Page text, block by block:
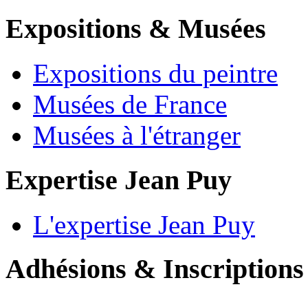
Expositions & Musées
Expositions du peintre
Musées de France
Musées à l'étranger
Expertise Jean Puy
L'expertise Jean Puy
Adhésions & Inscriptions